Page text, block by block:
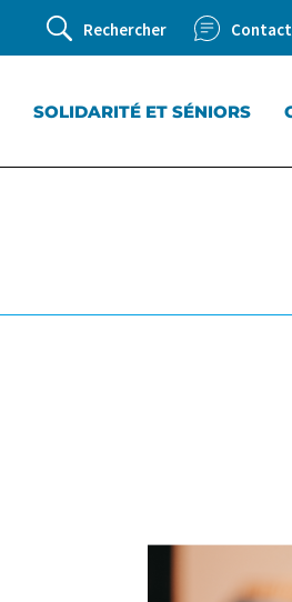
Rechercher
SOLIDARITÉ ET SÉNIORS